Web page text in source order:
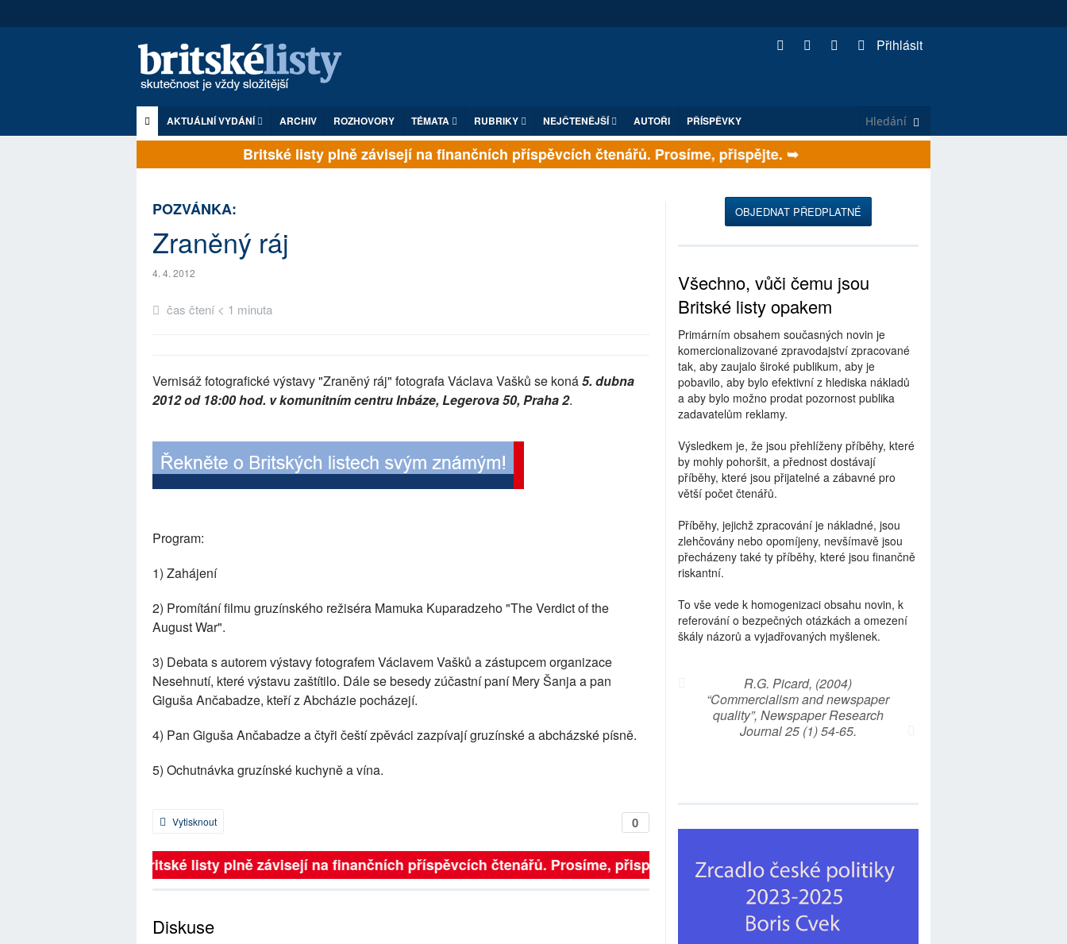
Přihlásit
AKTUÁLNÍ VYDÁNÍ ARCHIV ROZHOVORY TÉMATA RUBRIKY NEJČTENĚJŠÍ AUTOŘI PŘÍSPĚVKY
Britské listy plně závisejí na finančních příspěvcích čtenářů. Prosíme, přispějte. ➥
POZVÁNKA:
Zraněný ráj
4. 4. 2012
čas čtení < 1 minuta
Vernisáž fotografické výstavy "Zraněný ráj" fotografa Václava Vašků se koná5. dubna
2012 od 18:00 hod. v komunitním centru Inbáze, Legerova 50, Praha 2.
Program:
1) Zahájení
2) Promítání filmu gruzínského režiséra Mamuka Kuparadzeho "The Verdict of the
August War".
3) Debata s autorem výstavy fotografem Václavem Vašků a zástupcem organizace
Nesehnutí, které výstavu zaštítilo. Dále se besedy zúčastní paní Mery Šanja a pan
Giguša Ančabadze, kteří z Abcházie pocházejí.
4) Pan Giguša Ančabadze a čtyři čeští zpěváci zazpívají gruzínské a abcházské písně.
5) Ochutnávka gruzínské kuchyně a vína.
0
Vytisknout
Britské listy plně závisejí na finančních příspěvcích čtenářů. Prosíme, přispějte. ➥
Diskuse
OBJEDNAT PŘEDPLATNÉ
Všechno, vůči čemu jsou
Britské listy opakem
Primárním obsahem současných novin je
komercionalizované zpravodajství zpracované
tak, aby zaujalo široké publikum, aby je
pobavilo, aby bylo efektivní z hlediska nákladů
a aby bylo možno prodat pozornost publika
zadavatelům reklamy.
Výsledkem je, že jsou přehlíženy příběhy, které
by mohly pohoršit, a přednost dostávají
příběhy, které jsou přijatelné a zábavné pro
větší počet čtenářů.
Příběhy, jejichž zpracování je nákladné, jsou
zlehčovány nebo opomíjeny, nevšímavě jsou
přecházeny také ty příběhy, které jsou finančně
riskantní.
To vše vede k homogenizaci obsahu novin, k
referování o bezpečných otázkách a omezení
škály názorů a vyjadřovaných myšlenek.
R.G. Picard, (2004)
“Commercialism and newspaper
quality”, Newspaper Research
Journal 25 (1) 54-65.